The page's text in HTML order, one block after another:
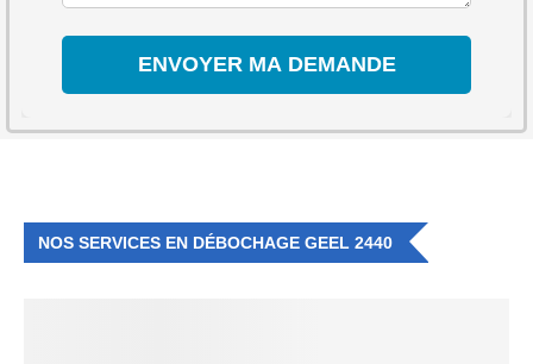
NOS SERVICES EN DÉBOCHAGE GEEL 2440